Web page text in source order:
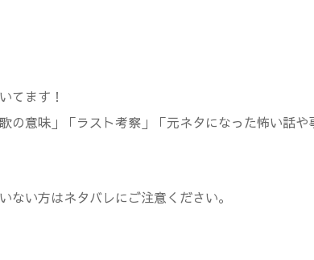
てます！
の意味」「ラスト考察」「元ネタになった怖い話
い方はネタバレにご注意ください。